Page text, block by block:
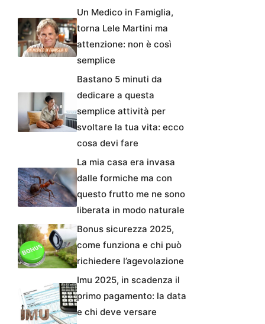
Un Medico in Famiglia,
torna Lele Martini ma
attenzione: non è così
semplice
Bastano 5 minuti da
dedicare a questa
semplice attività per
svoltare la tua vita: ecco
cosa devi fare
La mia casa era invasa
dalle formiche ma con
questo frutto me ne sono
liberata in modo naturale
Bonus sicurezza 2025,
come funziona e chi può
richiedere l’agevolazione
Imu 2025, in scadenza il
primo pagamento: la data
e chi deve versare